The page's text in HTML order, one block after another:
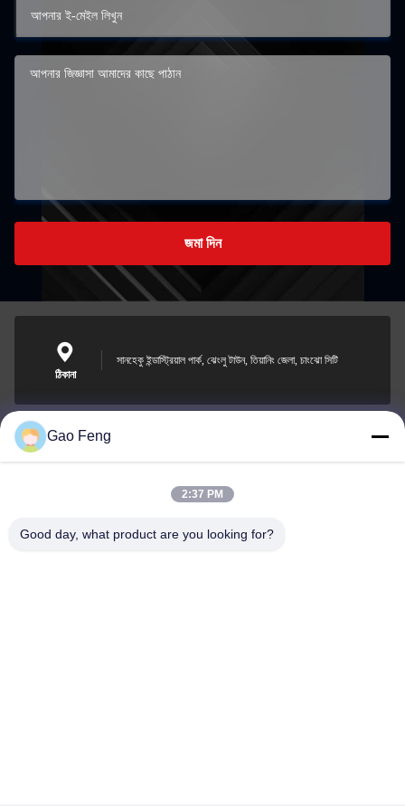
জমা দিন
ঠিকানা
সানহেকু ইন্ডাস্ট্রিয়াল পার্ক, ঝেংলু টাউন, তিয়ানিং জেলা, চাংঝো সিটি
suli@sulidry.com
Gao Feng
2:37 PM
Good day, what product are you looking for?